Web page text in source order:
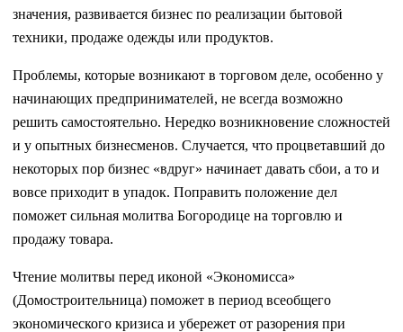
значения, развивается бизнес по реализации бытовой
техники, продаже одежды или продуктов.
Проблемы, которые возникают в торговом деле, особенно у
начинающих предпринимателей, не всегда возможно
решить самостоятельно. Нередко возникновение сложностей
и у опытных бизнесменов. Случается, что процветавший до
некоторых пор бизнес «вдруг» начинает давать сбои, а то и
вовсе приходит в упадок. Поправить положение дел
поможет сильная молитва Богородице на торговлю и
продажу товара.
Чтение молитвы перед иконой «Экономисса»
(Домостроительница) поможет в период всеобщего
экономического кризиса и убережет от разорения при